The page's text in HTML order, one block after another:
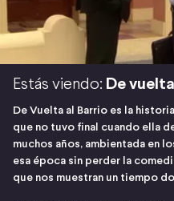
Estás viendo: De
De Vuelta al Barrio es la
que no tuvo final cuando ella
muchos años, ambientada en
esa época sin perder la
que nos muestran un tiempo